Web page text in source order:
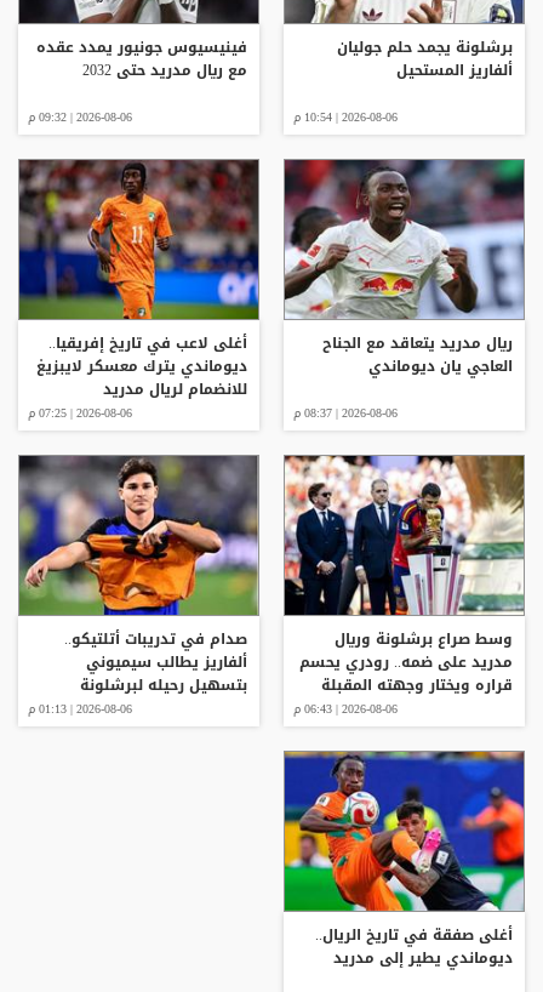
برشلونة يجمد حلم جوليان
ألفاريز المستحيل
2026-08-06 | 10:54 م
فينيسيوس جونيور يمدد عقده
مع ريال مدريد حتى 2032
2026-08-06 | 09:32 م
ريال مدريد يتعاقد مع الجناح
العاجي يان ديوماندي
2026-08-06 | 08:37 م
أغلى لاعب في تاريخ إفريقيا..
ديوماندي يترك معسكر لايبزيغ
للانضمام لريال مدريد
2026-08-06 | 07:25 م
وسط صراع برشلونة وريال
مدريد على ضمه.. رودري يحسم
قراره ويختار وجهته المقبلة
2026-08-06 | 06:43 م
صدام في تدريبات أتلتيكو..
ألفاريز يطالب سيميوني
بتسهيل رحيله لبرشلونة
2026-08-06 | 01:13 م
أغلى صفقة في تاريخ الريال..
ديوماندي يطير إلى مدريد